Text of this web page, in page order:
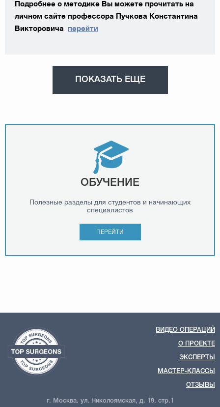
Подробнее о методике Вы можете прочитать на
личном сайте профессора Пучкова Константина
Викторовича перейти
ПОКАЗАТЬ ЕЩЕ
ОБУЧЕНИЕ
Полезные разделы для студентов и начинающих
специалистов
ПЕРЕЙТИ
ВИДЕО ОПЕРАЦИЙ
О ПРОЕКТЕ
ЭКСПЕРТЫ
МАСТЕР-КЛАССЫ
ОТЗЫВЫ
г. Москва. ул. Николоямская, д. 19, стр.1